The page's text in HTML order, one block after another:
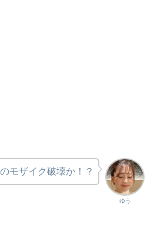
ゆう
モザイク破壊か！？